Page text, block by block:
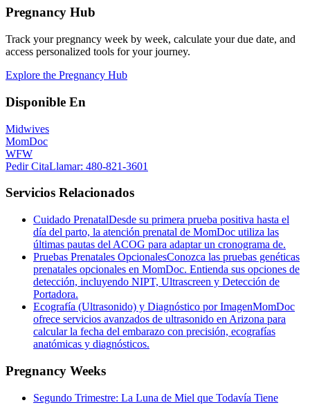
Pregnancy Hub
Track your pregnancy week by week, calculate your due date, and
access personalized tools for your journey.
Explore the Pregnancy Hub
Disponible En
Midwives
MomDoc
WFW
Pedir CitaLlamar: 480-821-3601
Servicios Relacionados
Cuidado PrenatalDesde su primera prueba positiva hasta el
día del parto, la atención prenatal de MomDoc utiliza las
últimas pautas del ACOG para adaptar un cronograma de.
Pruebas Prenatales OpcionalesConozca las pruebas genéticas
prenatales opcionales en MomDoc. Entienda sus opciones de
detección, incluyendo NIPT, Ultrascreen y Detección de
Portadora.
Ecografía (Ultrasonido) y Diagnóstico por ImagenMomDoc
ofrece servicios avanzados de ultrasonido en Arizona para
calcular la fecha del embarazo con precisión, ecografías
anatómicas y diagnósticos.
Pregnancy Weeks
Segundo Trimestre: La Luna de Miel que Todavía Tiene